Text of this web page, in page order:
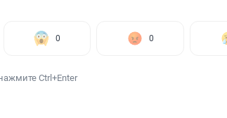
0 0
Ctrl+Enter